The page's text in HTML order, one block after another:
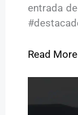
entrada
Read